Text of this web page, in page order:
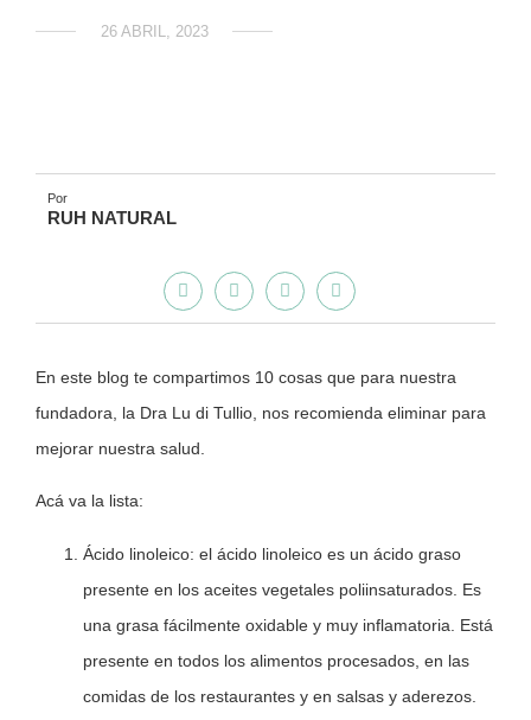
26 ABRIL, 2023
Por
RUH NATURAL
En este blog te compartimos 10 cosas que para nuestra
fundadora, la Dra Lu di Tullio, nos recomienda eliminar para
mejorar nuestra salud.
Acá va la lista:
Ácido linoleico: el ácido linoleico es un ácido graso
presente en los aceites vegetales poliinsaturados. Es
una grasa fácilmente oxidable y muy inflamatoria. Está
presente en todos los alimentos procesados, en las
comidas de los restaurantes y en salsas y aderezos.